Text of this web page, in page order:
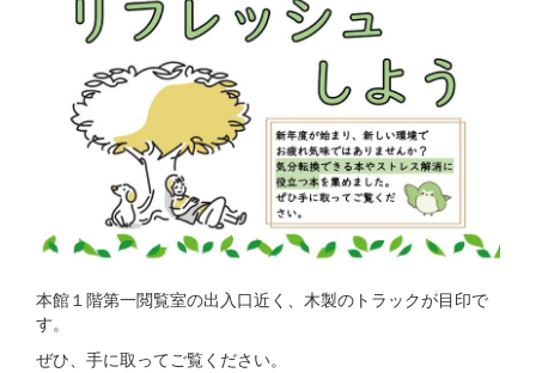
本館１階第一閲覧室の出入口近く、木製のトラックが目印で
す。
ぜひ、手に取ってご覧ください。